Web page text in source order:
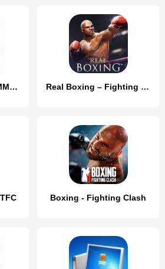
Muscle Tycoon 3D: MMA Boxing Real Boxing – Fighting Game
Boxing - Fighting Clash